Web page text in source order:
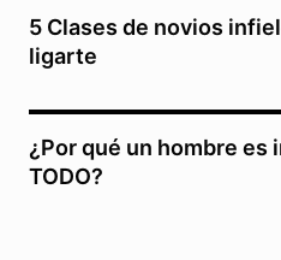
5 Clases de novios
ligarte
¿Por qué un hombre es
TODO?